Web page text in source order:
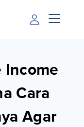
Income
Cara
Agar